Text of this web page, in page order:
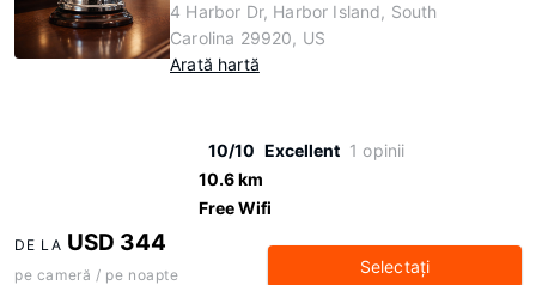
4 Harbor Dr, Harbor Island, South
Carolina 29920, US
Arată hartă
10/10 Excellent 1 opinii
10.6 km
Free Wifi
DE LA USD 344
pe cameră / pe noapte Selectaţi